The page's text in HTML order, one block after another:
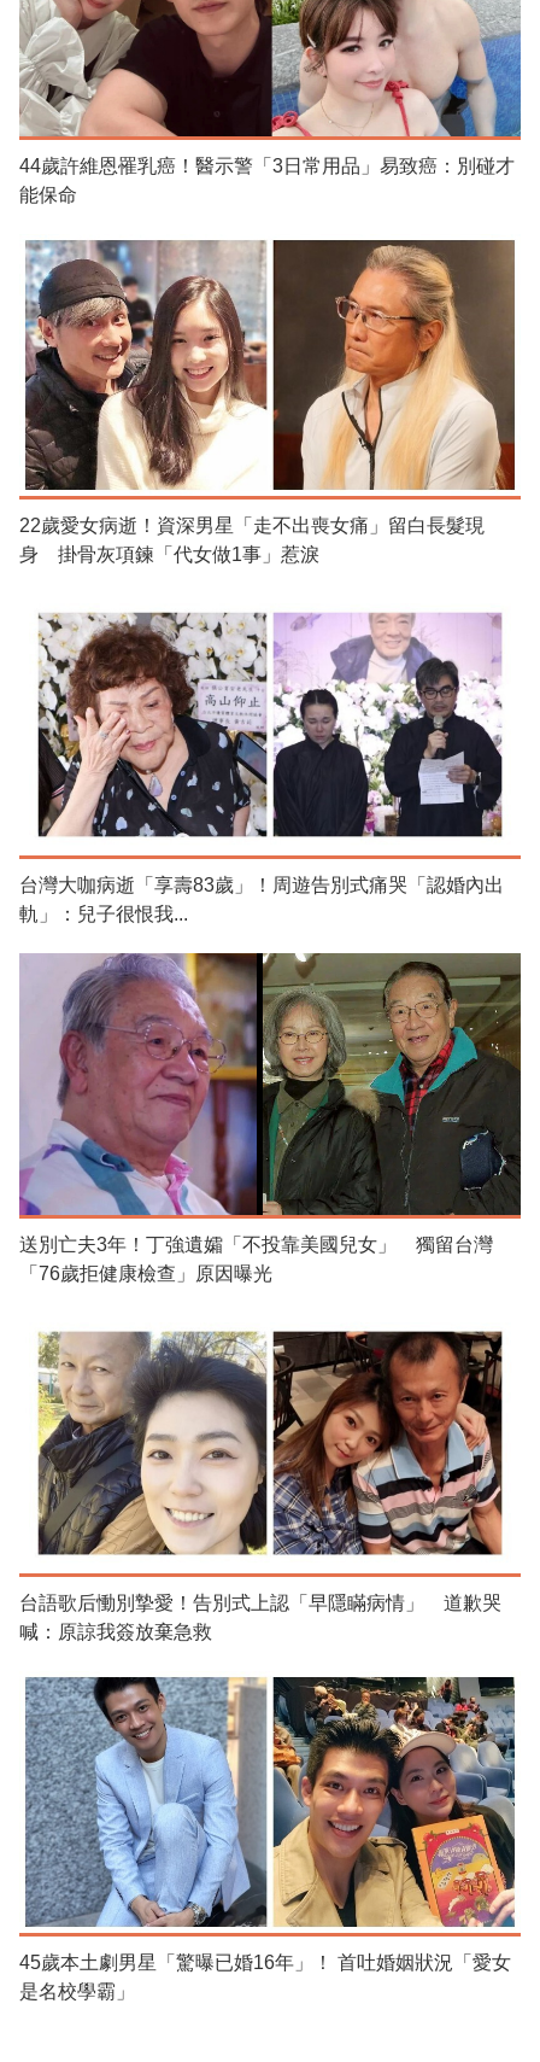
44歲許維恩罹乳癌！醫示警「3日常用品」易致癌：別碰才
能保命
22歲愛女病逝！資深男星「走不出喪女痛」留白長髮現
身 掛骨灰項鍊「代女做1事」惹淚
台灣大咖病逝「享壽83歲」！周遊告別式痛哭「認婚內出
軌」：兒子很恨我...
送別亡夫3年！丁強遺孀「不投靠美國兒女」 獨留台灣
「76歲拒健康檢查」原因曝光
台語歌后慟別摯愛！告別式上認「早隱瞞病情」 道歉哭
喊：原諒我簽放棄急救
45歲本土劇男星「驚曝已婚16年」！ 首吐婚姻狀況「愛女
是名校學霸」